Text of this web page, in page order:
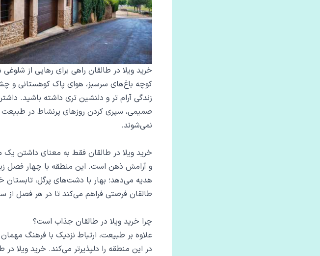
خرید ویلا در طالقان راهی برای رهایی از
کوچه‌ باغ‌های سرسبز، هوای پاک کوهستانی و
زندگی آرام ‌تر و دلنشین ‌تری داشته باشید.
صمیمی، سپری کردن روزهای پرنشاط در
نمی‌شوند.
خرید ویلا در طالقان فقط به معنای داشتن
و آرامش ذهن است. این منطقه با چهار فصل
هدیه می‌دهد؛ بهار با دشت‌های پرگل، تابستان
طالقان فرصتی فراهم می‌کند تا در هر فصل از
چرا خرید ویلا در طالقان جذاب است؟
علاوه بر طبیعت، ارتباط نزدیک با فرهنگ
در این منطقه را دلپذیرتر می‌کند. خرید ویلا